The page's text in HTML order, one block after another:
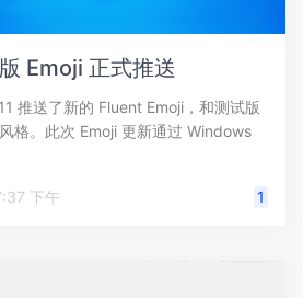
Emoji 正式推送
推送了新的 Fluent Emoji，和测试版
格。此次 Emoji 更新通过 Windows
年 11 月 23 日, 7:37 下午 1